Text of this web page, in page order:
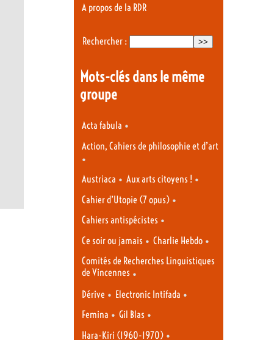
A propos de la RDR
Rechercher :
Mots-clés dans le même
groupe
Acta fabula •
Action, Cahiers de philosophie et d’art
•
Austriaca • Aux arts citoyens ! •
Cahier d’Utopie (7 opus) •
Cahiers antispécistes •
Ce soir ou jamais • Charlie Hebdo •
Comités de Recherches Linguistiques
de Vincennes •
Dérive • Electronic Intifada •
Femina • Gil Blas •
Hara-Kiri (1960-1970) •